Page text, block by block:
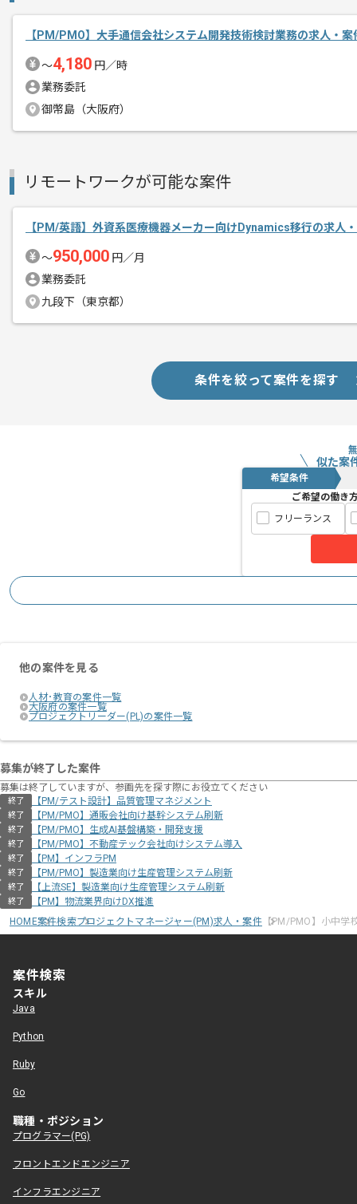
エージェントからのコ
メント
複数案件を保有している企業ですので、
【PM/PMO】大手通信会社システム開発技術検討業務の求人・案
〜4,180 円／時
業務委託
御幣島（大阪府）
リモートワークが可能な案件
【PM/英語】外資系医療機器メーカー向けDynamics移行の求人
〜950,000 円／月
業務委託
九段下（東京都）
条件を絞って案件を探す
似た案
希望条件
ご希望の働き
フリーランス
他の案件を見る
人材･教育の案件一覧
大阪府の案件一覧
プロジェクトリーダー(PL)の案件一覧
募集が終了した案件
募集は終了していますが、参画先を探す際にお役立てください
終了 【PM/テスト設計】品質管理マネジメント
終了 【PM/PMO】通販会社向け基幹システム刷新
終了 【PM/PMO】生成AI基盤構築・開発支援
終了 【PM/PMO】不動産テック会社向けシステム導入
終了 【PM】インフラPM
終了 【PM/PMO】製造業向け生産管理システム刷新
終了 【上流SE】製造業向け生産管理システム刷新
終了
【PM】物流業界向けDX推進
HOME案件検索プロジェクトマネージャー(PM)求人・案件【PM/PMO】小中学
案件検索
スキル
Java
Python
Ruby
Go
職種・ポジション
プログラマー(PG)
フロントエンドエンジニア
インフラエンジニア